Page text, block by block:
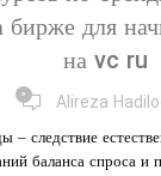
бирже для
на vc ru
Alireza ۰
– следствие
баланса спроса и